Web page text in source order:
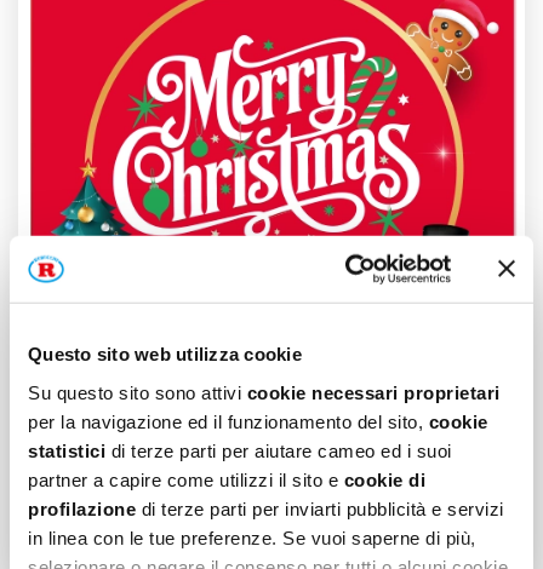
Questo sito web utilizza cookie
Su questo sito sono attivi cookie necessari proprietari
per la navigazione ed il funzionamento del sito, cookie
statistici di terze parti per aiutare cameo ed i suoi
partner a capire come utilizzi il sito e cookie di
profilazione di terze parti per inviarti pubblicità e servizi
in linea con le tue preferenze. Se vuoi saperne di più,
Merry Christmas
Un Natale speciale
con le nostre ispirazioni